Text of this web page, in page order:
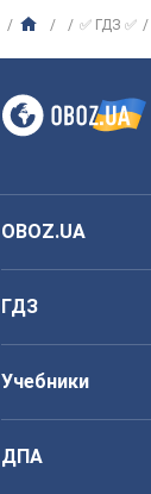
✅ ГДЗ ✅
OBOZ.UA
ГДЗ
Учебники
ДПА